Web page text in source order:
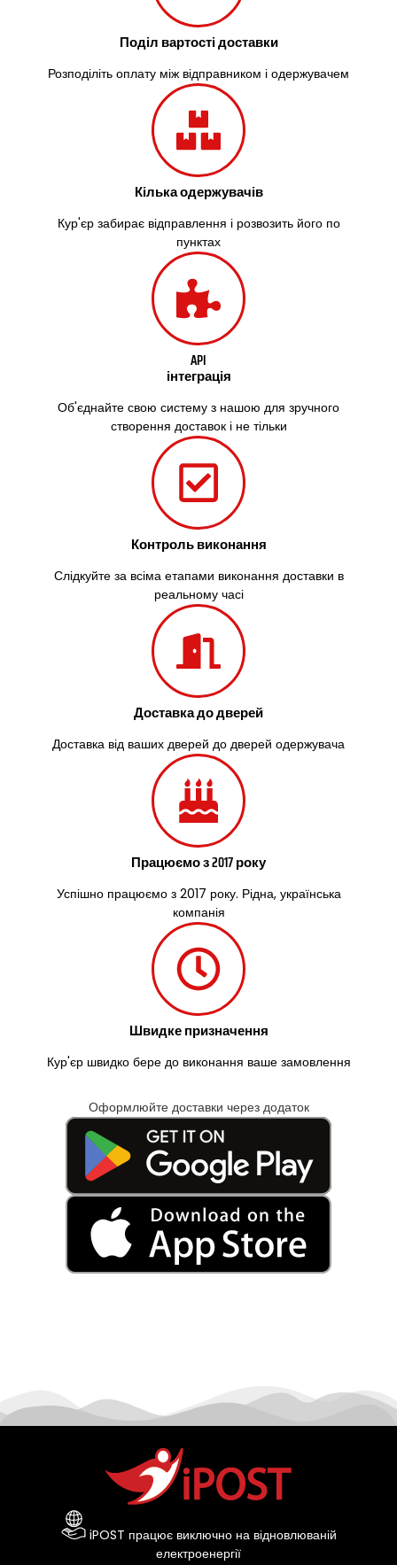
Поділ вартості доставки
Розподіліть оплату між відправником і одержувачем
Кілька одержувачів
Кур'єр забирає відправлення і розвозить його по
пунктах
API
інтеграція
Об'єднайте свою систему з нашою для зручного
створення доставок і не тільки
Контроль виконання
Слідкуйте за всіма етапами виконання доставки в
реальному часі
Доставка до дверей
Доставка від ваших дверей до дверей одержувача
Працюємо з 2017 року
Успішно працюємо з 2017 року. Рідна, українська
компанія
Швидке призначення
Кур'єр швидко бере до виконання ваше замовлення
Оформлюйте доставки через додаток
Житомир
Авангард
Бабаи
Білгород-Дністровський
iPOST працює виключно на відновлюваній
електроенергії